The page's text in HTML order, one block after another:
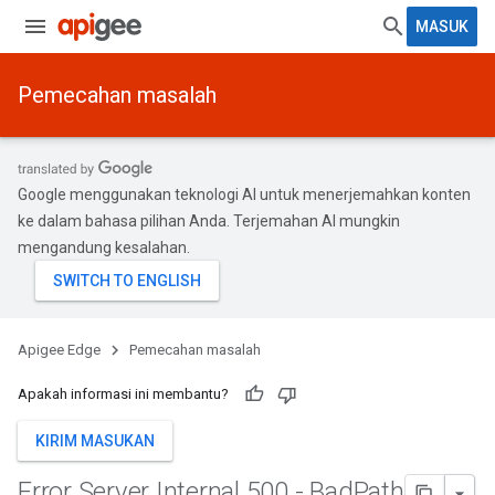
MASUK
Pemecahan masalah
Google menggunakan teknologi AI untuk menerjemahkan konten
ke dalam bahasa pilihan Anda. Terjemahan AI mungkin
mengandung kesalahan.
Apigee Edge Pemecahan masalah
Apakah informasi ini membantu?
KIRIM MASUKAN